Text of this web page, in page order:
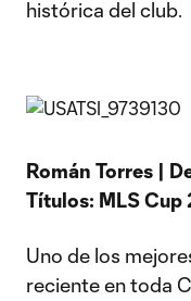
histórica del club.
Román Torres |
Títulos: MLS Cup
Uno de los
reciente en toda